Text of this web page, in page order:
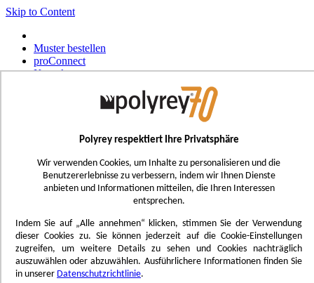
Polyrey respektiert Ihre Privatsphäre
Wir verwenden Cookies, um Inhalte zu personalisieren und die
Benutzererlebnisse zu verbessern, indem wir Ihnen Dienste
anbieten und Informationen mitteilen, die Ihren Interessen
entsprechen.
Indem Sie auf „Alle annehmen“ klicken, stimmen Sie der Verwendung
dieser Cookies zu. Sie können jederzeit auf die Cookie-Einstellungen
zugreifen, um weitere Details zu sehen und Cookies nachträglich
auszuwählen oder abzuwählen. Ausführlichere Informationen finden Sie
in unserer Datenschutzrichtlinie.
Skip to Content
Muster bestellen
proConnect
Kontakt
Français
UK - Ireland
International
Español
Nederlands
Toggle Nav
Menu